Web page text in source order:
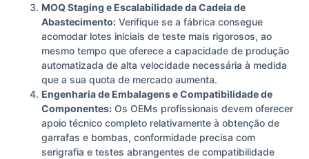
MOQ Staging e Escalabilidade da Cadeia de
Abastecimento: Verifique se a fábrica consegue
acomodar lotes iniciais de teste mais rigorosos, ao
mesmo tempo que oferece a capacidade de produção
automatizada de alta velocidade necessária à medida
que a sua quota de mercado aumenta.
Engenharia de Embalagens e Compatibilidade de
Componentes: Os OEMs profissionais devem oferecer
apoio técnico completo relativamente à obtenção de
garrafas e bombas, conformidade precisa com
serigrafia e testes abrangentes de compatibilidade